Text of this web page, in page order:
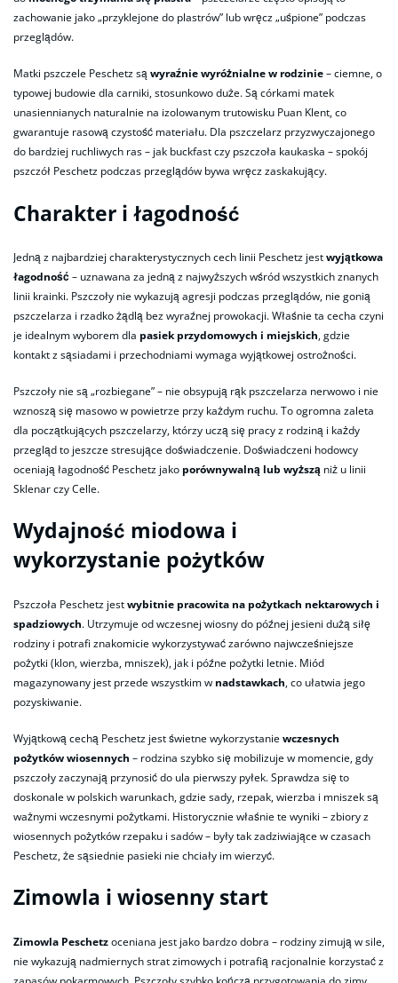
zachowanie jako „przyklejone do plastrów” lub wręcz „uśpione” podczas
przeglądów.
Matki pszczele Peschetz sąwyraźnie wyróżnialne w rodzinie– ciemne, o
typowej budowie dla carniki, stosunkowo duże. Są córkami matek
unasiennianych naturalnie na izolowanym trutowisku Puan Klent, co
gwarantuje rasową czystość materiału. Dla pszczelarz przyzwyczajonego
do bardziej ruchliwych ras – jak buckfast czy pszczoła kaukaska – spokój
pszczół Peschetz podczas przeglądów bywa wręcz zaskakujący.
Charakter i łagodność
Jedną z najbardziej charakterystycznych cech linii Peschetz jestwyjątkowa
łagodność– uznawana za jedną z najwyższych wśród wszystkich znanych
linii krainki. Pszczoły nie wykazują agresji podczas przeglądów, nie gonią
pszczelarza i rzadko żądlą bez wyraźnej prowokacji. Właśnie ta cecha czyni
je idealnym wyborem dla pasiek przydomowych i miejskich, gdzie
kontakt z sąsiadami i przechodniami wymaga wyjątkowej ostrożności.
Pszczoły nie są „rozbiegane” – nie obsypują rąk pszczelarza nerwowo i nie
wznoszą się masowo w powietrze przy każdym ruchu. To ogromna zaleta
dla początkujących pszczelarzy, którzy uczą się pracy z rodziną i każdy
przegląd to jeszcze stresujące doświadczenie. Doświadczeni hodowcy
oceniają łagodność Peschetz jako porównywalną lub wyższą niż u linii
Sklenar czy Celle.
Wydajność miodowa i
wykorzystanie pożytków
Pszczoła Peschetz jestwybitnie pracowita na pożytkach nektarowych i
spadziowych. Utrzymuje od wczesnej wiosny do późnej jesieni dużą siłę
rodziny i potrafi znakomicie wykorzystywać zarówno najwcześniejsze
pożytki (klon, wierzba, mniszek), jak i późne pożytki letnie. Miód
magazynowany jest przede wszystkim w nadstawkach, co ułatwia jego
pozyskiwanie.
Wyjątkową cechą Peschetz jest świetne wykorzystaniewczesnych
pożytków wiosennych – rodzina szybko się mobilizuje w momencie, gdy
pszczoły zaczynają przynosić do ula pierwszy pyłek. Sprawdza się to
doskonale w polskich warunkach, gdzie sady, rzepak, wierzba i mniszek są
ważnymi wczesnymi pożytkami. Historycznie właśnie te wyniki – zbiory z
wiosennych pożytków rzepaku i sadów – były tak zadziwiające w czasach
Peschetz, że sąsiednie pasieki nie chciały im wierzyć.
Zimowla i wiosenny start
Zimowla Peschetzoceniana jest jako bardzo dobra – rodziny zimują w sile,
nie wykazują nadmiernych strat zimowych i potrafią racjonalnie korzystać z